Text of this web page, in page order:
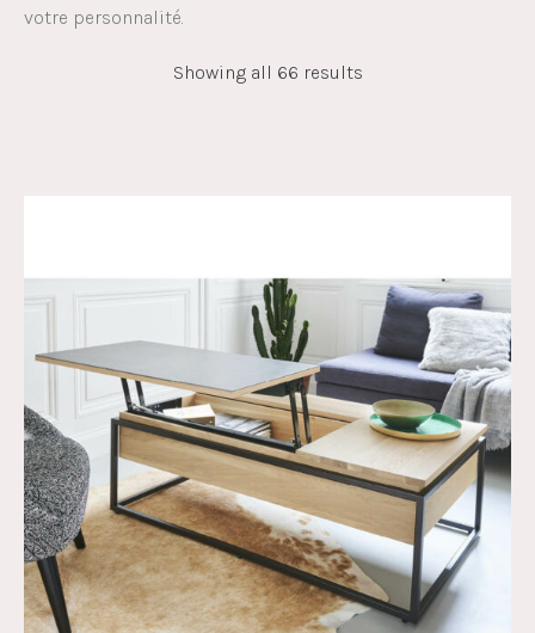
votre personnalité.
Showing all 66 results